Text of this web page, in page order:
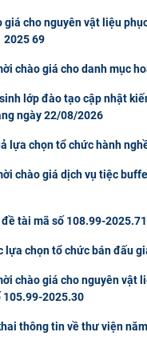
giá cho nguyên vật liệu
2025 69
chào giá cho danh mục
lớp đào tạo cập nhật
ngày 22/08/2026
lựa chọn tổ chức hành
chào giá dịch vụ tiệc
tài mã số 108.99-2025.71
lựa chọn tổ chức bán đấu
chào giá cho nguyên vật
105.99-2025.30
thông tin về thư viện